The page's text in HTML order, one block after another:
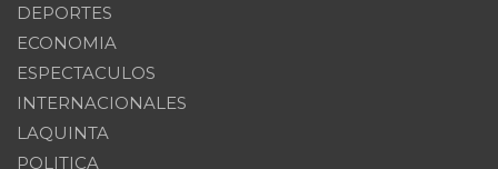
DEPORTES
ECONOMIA
ESPECTACULOS
INTERNACIONALES
LAQUINTA
POLITICA